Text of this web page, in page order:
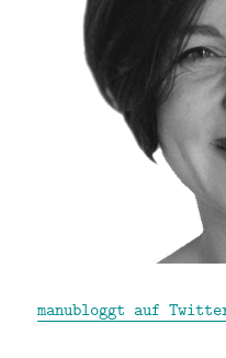
manubloggt auf